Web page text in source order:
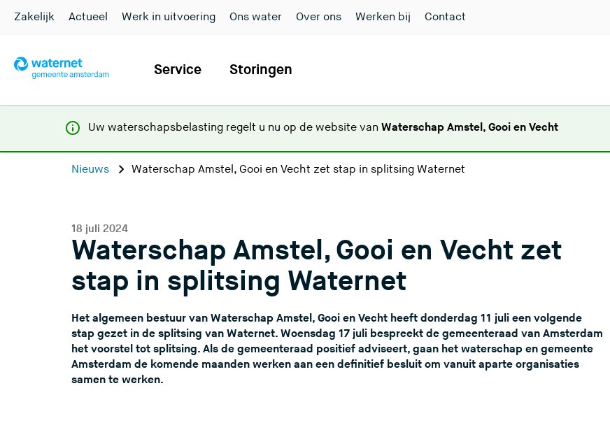
Service Storingen
Zakelijk Actueel Werk in uitvoering Ons water Over ons Werken bij Contact
Uw waterschapsbelasting regelt u nu op de website van Waterschap Amstel, Gooi en Vecht(
a
z
e
s
i
Nieuws Waterschap Amstel, Gooi en Vecht zet stap in splitsing Waternet
Waterschap Amstel, Gooi en Vecht zet
stap in splitsing Waternet
18 juli 2024
Het algemeen bestuur van Waterschap Amstel, Gooi en Vecht heeft donderdag 11 juli een volgende
stap gezet in de splitsing van Waternet. Woensdag 17 juli bespreekt de gemeenteraad van Amsterdam
het voorstel tot splitsing. Als de gemeenteraad positief adviseert, gaan het waterschap en gemeente
Amsterdam de komende maanden werken aan een definitief besluit om vanuit aparte organisaties
samen te werken.